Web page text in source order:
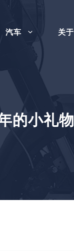
汽车 关于
的小礼物